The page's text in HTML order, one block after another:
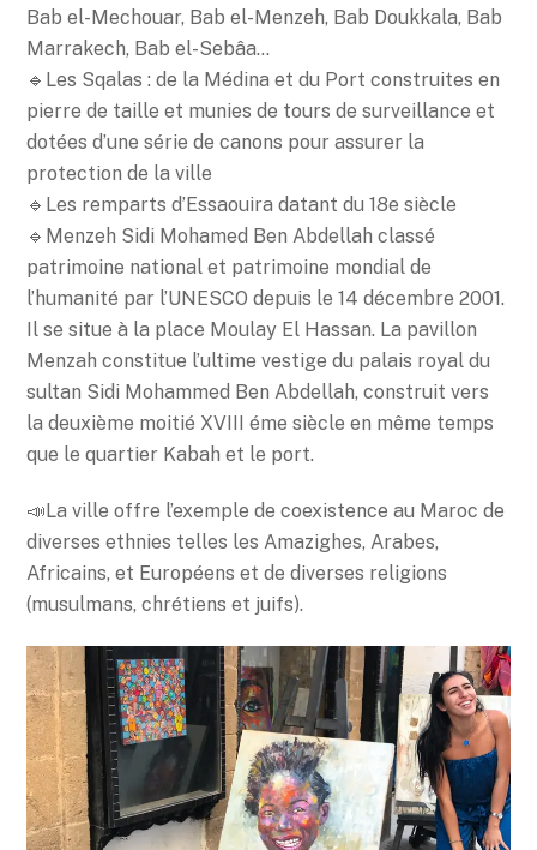
Bab el-Mechouar, Bab el-Menzeh, Bab Doukkala, Bab
Marrakech, Bab el-Sebâa…
🔹Les Sqalas : de la Médina et du Port construites en
pierre de taille et munies de tours de surveillance et
dotées d’une série de canons pour assurer la
protection de la ville
🔹Les remparts d’Essaouira datant du 18e siècle
🔹Menzeh Sidi Mohamed Ben Abdellah classé
patrimoine national et patrimoine mondial de
l’humanité par l’UNESCO depuis le 14 décembre 2001.
Il se situe à la place Moulay El Hassan. La pavillon
Menzah constitue l’ultime vestige du palais royal du
sultan Sidi Mohammed Ben Abdellah, construit vers
la deuxième moitié XVIII éme siècle en même temps
que le quartier Kabah et le port.
📣La ville offre l’exemple de coexistence au Maroc de
diverses ethnies telles les Amazighes, Arabes,
Africains, et Européens et de diverses religions
(musulmans, chrétiens et juifs).